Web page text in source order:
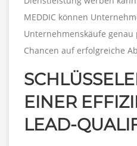
MEDDIC können
Unternehmenskäufe
Chancen auf erfolgreiche
EINER
LEAD-